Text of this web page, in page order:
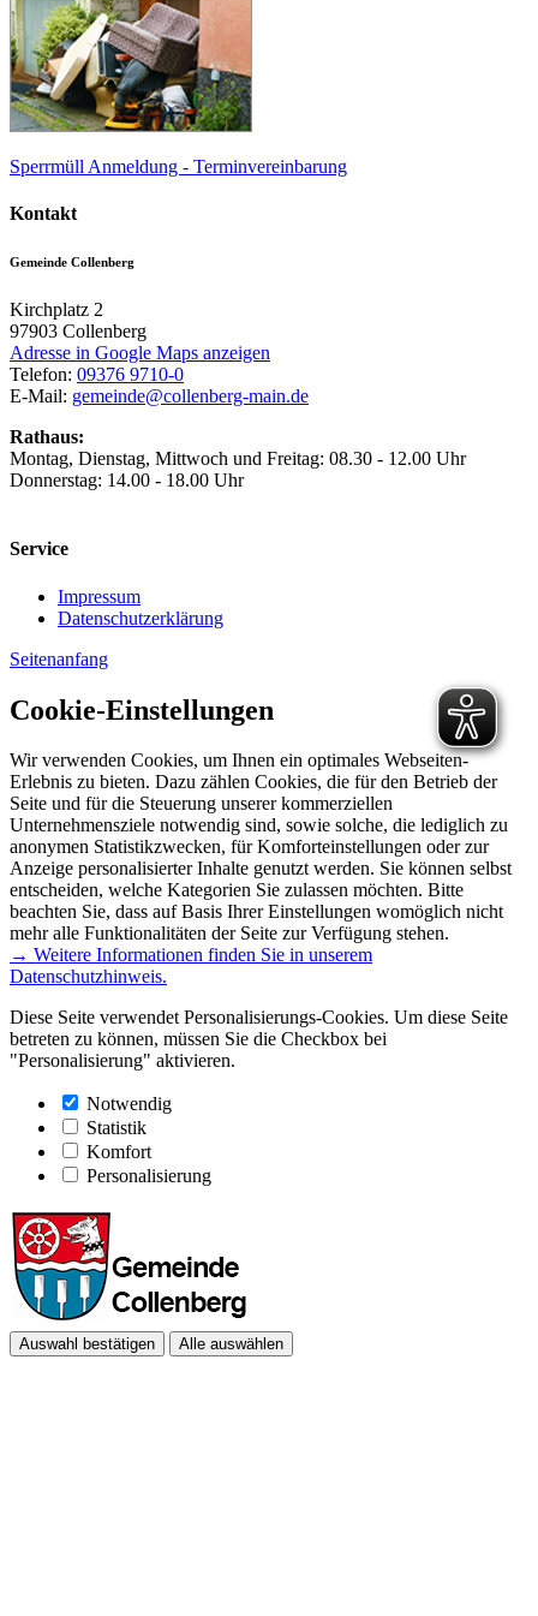
Sperrmüll Anmeldung - Terminvereinbarung
Kontakt
Gemeinde Collenberg
Kirchplatz 2
97903 Collenberg
Adresse in Google Maps anzeigen
Telefon: 09376 9710-0
E-Mail: gemeinde@collenberg-main.de
Rathaus:
Montag, Dienstag, Mittwoch und Freitag: 08.30 - 12.00 Uhr
Donnerstag: 14.00 - 18.00 Uhr
Service
Impressum
Datenschutzerklärung
Seitenanfang
Cookie-Einstellungen
Wir verwenden Cookies, um Ihnen ein optimales Webseiten-
Erlebnis zu bieten. Dazu zählen Cookies, die für den Betrieb der
Seite und für die Steuerung unserer kommerziellen
Unternehmensziele notwendig sind, sowie solche, die lediglich zu
anonymen Statistikzwecken, für Komforteinstellungen oder zur
Anzeige personalisierter Inhalte genutzt werden. Sie können selbst
entscheiden, welche Kategorien Sie zulassen möchten. Bitte
beachten Sie, dass auf Basis Ihrer Einstellungen womöglich nicht
mehr alle Funktionalitäten der Seite zur Verfügung stehen.
→ Weitere Informationen finden Sie in unserem
Datenschutzhinweis.
Diese Seite verwendet Personalisierungs-Cookies. Um diese Seite
betreten zu können, müssen Sie die Checkbox bei
"Personalisierung" aktivieren.
Notwendig
Statistik
Komfort
Personalisierung
Auswahl bestätigen Alle auswählen